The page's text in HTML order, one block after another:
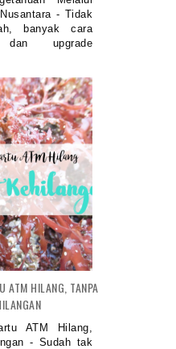
- Tidak
banyak cara
upgrade
ATM HILANG, TANPA
ATM Hilang,
- Sudah tak